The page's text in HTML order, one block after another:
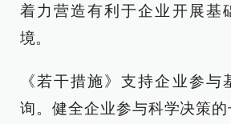
着力营造有利于企业开展基
境。
《若干措施》支持企业参与
询。健全企业参与科学决策